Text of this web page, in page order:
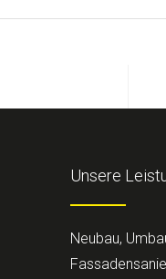
Unsere
Neubau,